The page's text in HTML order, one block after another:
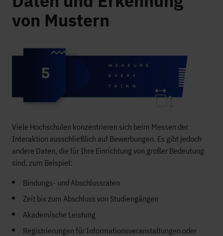
von Mustern
Viele Hochschulen konzentrieren sich beim Messen der
Interaktion ausschließlich auf Bewerbungen. Es gibt jedoch
andere Daten, die für Ihre Einrichtung von großer Bedeutung
sind, zum Beispiel:
Bindungs- und Abschlussraten
Zeit bis zum Abschluss von Studiengängen
Akademische Leistung
Registrierungen für Informationsveranstaltungen oder